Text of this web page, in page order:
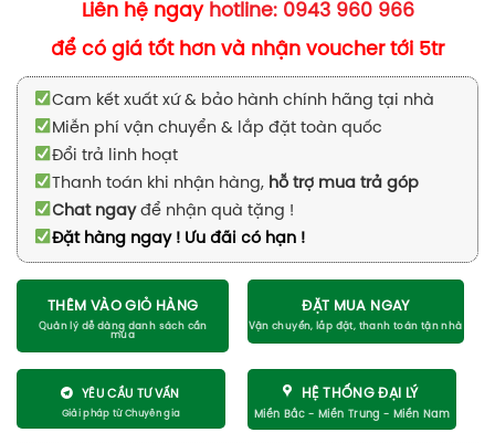
Liên hệ ngay hotline: 0943 960 966
để có giá tốt hơn và nhận voucher tới 5tr
Cam kết xuất xứ & bảo hành chính hãng tại nhà
Miễn phí vận chuyển & lắp đặt toàn quốc
Đổi trả linh hoạt
Thanh toán khi nhận hàng, hỗ trợ mua trả góp
Chat ngayđể nhận quà tặng !
Đặt hàng ngay ! Ưu đãi có hạn !
THÊM VÀO GIỎ HÀNG ĐẶT MUA NGAY
YÊU CẦU TƯ VẤN HỆ THỐNG ĐẠI LÝ